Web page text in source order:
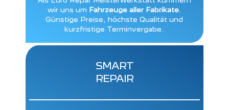
wir uns um Fahrzeuge aller Fabrikate.
Günstige Preise, höchste Qualität und
kurzfristige Terminvergabe.
SMART
REPAIR